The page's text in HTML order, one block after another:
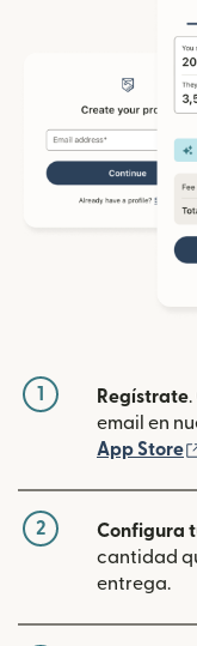
1 Regístrate
email en
App Store
2 Configura
cantidad
entrega.